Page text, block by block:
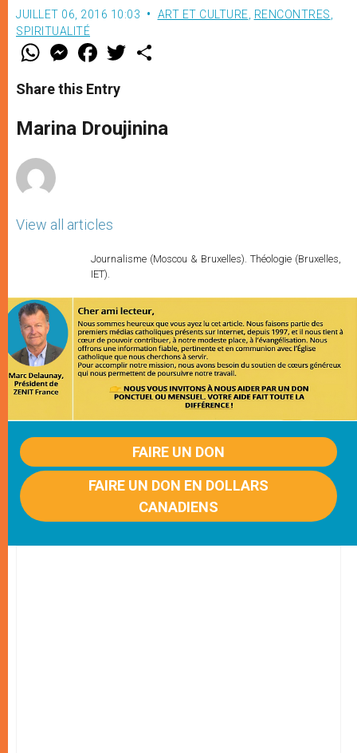
JUILLET 06, 2016 10:03 ART ET CULTURE, RENCONTRES,
SPIRITUALITÉ
W
t
s
p
p
M
e
s
e
g
e
F
a
e
b
o
k
w
r
Share this Entry
Marina Droujinina
View all articles
Journalisme (Moscou & Bruxelles). Théologie (Bruxelles,
IET).
FAIRE UN DON
FAIRE UN DON EN DOLLARS
CANADIENS